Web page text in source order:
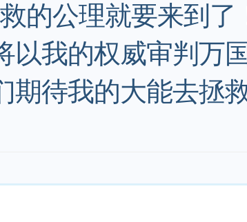
的公理就要来到
以我的权威审判万
期待我的大能去拯